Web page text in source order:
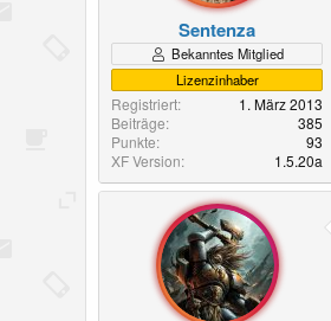
Sentenza
Bekanntes Mitglied
Lizenzinhaber
Registriert
1. März 2013
Beiträge
385
Punkte
93
XF Version
1.5.20a